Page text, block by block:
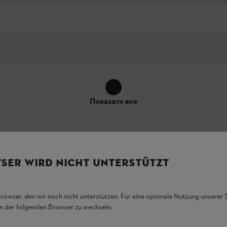
Показати все
розташування елементів обладнання на продукті може - при
WIRD NICHT UNTERSTÜTZT
den wir noch nicht unterstützen. Für eine optimale Nutzung unserer
der folgenden Browser zu wechseln: